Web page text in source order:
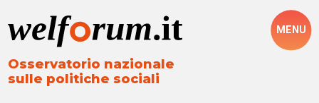
Osservatorio nazionale
sulle politiche sociali
MENU